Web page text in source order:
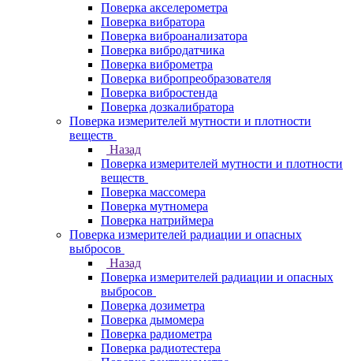
Поверка акселерометра
Поверка вибратора
Поверка виброанализатора
Поверка вибродатчика
Поверка виброметра
Поверка вибропреобразователя
Поверка вибростенда
Поверка дозкалибратора
Поверка измерителей мутности и плотности
веществ
Назад
Поверка измерителей мутности и плотности
веществ
Поверка массомера
Поверка мутномера
Поверка натриймера
Поверка измерителей радиации и опасных
выбросов
Назад
Поверка измерителей радиации и опасных
выбросов
Поверка дозиметра
Поверка дымомера
Поверка радиометра
Поверка радиотестера